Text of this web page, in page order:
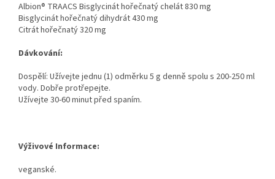
Albion® TRAACS Bisglycinát hořečnatý chelát 830 mg
Bisglycinát hořečnatý dihydrát 430 mg
Citrát hořečnatý 320 mg
Dávkování:
Dospělí: Užívejte jednu (1) odměrku 5 g denně spolu s 200-250 ml
vody. Dobře protřepejte.
Užívejte 30-60 minut před spaním.
Výživové Informace:
veganské.